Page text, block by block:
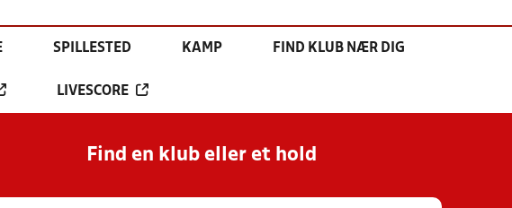
SPILLESTED KAMP FIND KLUB NÆR DIG
LIVESCORE
Find en klub eller et hold